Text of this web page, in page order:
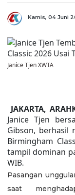
Kamis, 04
Janice Tjen XWTA
JAKARTA,
Janice Tjen
Gibson, berhasil
Birmingham
tampil dominan
WIB.
Pasangan
saat